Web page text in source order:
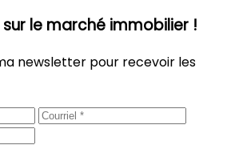
le marché immobilier !
newsletter pour recevoir les